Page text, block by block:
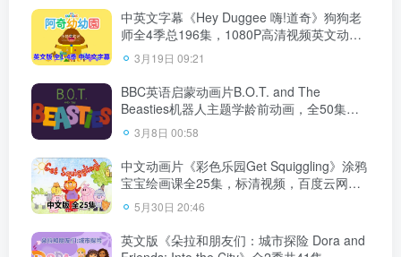
中英文字幕《Hey Duggee 嗨!道奇》狗狗老
师全4季总196集，1080P高清视频英文动画
片，百度云网盘下载！
3月19日 09:21
BBC英语启蒙动画片B.O.T. and The
Beasties机器人主题学龄前动画，全50集，
1080P高清视频带英文字幕，带配套音频
MP3，百度云网盘下载
3月8日 00:58
中文动画片《彩色乐园Get Squiggling》涂鸦
宝宝绘画课全25集，标清视频，百度云网盘
下载！
5月30日 20:46
英文版《朵拉和朋友们：城市探险 Dora and